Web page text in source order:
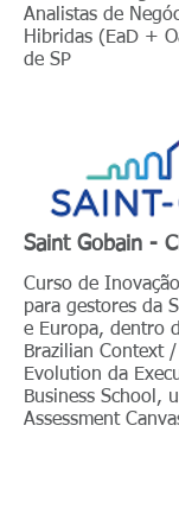
Analistas de
Hibridas (EaD +
de SP
Saint Gobain -
Curso de
para gestores da
e Europa, dentro
Brazilian Context
Evolution da
Business School,
Assessment